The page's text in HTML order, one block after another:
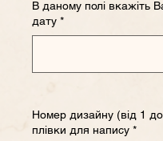
В даному полі вкажіть
дату *
Номер дизайну (від 1 до
плівки для напису *